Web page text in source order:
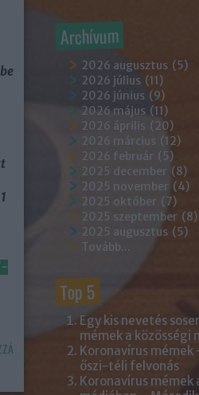
Archívum
2026 augusztus (5)
2026 július (11)
2026 június (9)
2026 május (11)
2026 április (20)
2026 március (12)
2026 február (5)
2025 december (8)
2025 november (4)
2025 október (7)
2025 szeptember (8)
2025 augusztus (5)
Tovább...
Top 5
Egy kis nevetés
mémek a közösségi
Koronavírus
őszi-téli felvonás
Koronavírus mémek